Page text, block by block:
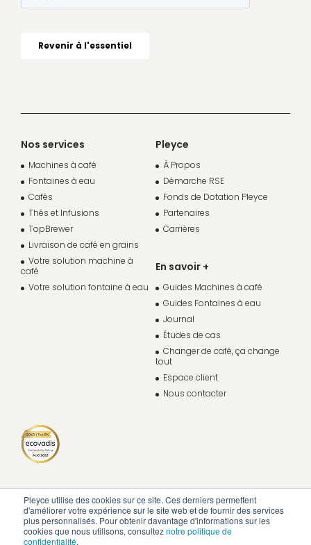
Pleyce utilise des cookies sur ce site. Ces derniers permettent
d'améliorer votre expérience sur le site web et de fournir des services
plus personnalisés. Pour obtenir davantage d'informations sur les
cookies que nous utilisons, consulteznotre politique de
confidentialité.
Nos services
Machines à café
Fontaines à eau
Cafés
Thés et Infusions
TopBrewer
Livraison de café en grains
Votre solution machine à
café
Votre solution fontaine à eau
Pleyce
À Propos
Démarche RSE
Fonds de Dotation Pleyce
Partenaires
Carrières
En savoir +
Guides Machines à café
Guides Fontaines à eau
Journal
Études de cas
Changer de café, ça change
tout
Espace client
Nous contacter